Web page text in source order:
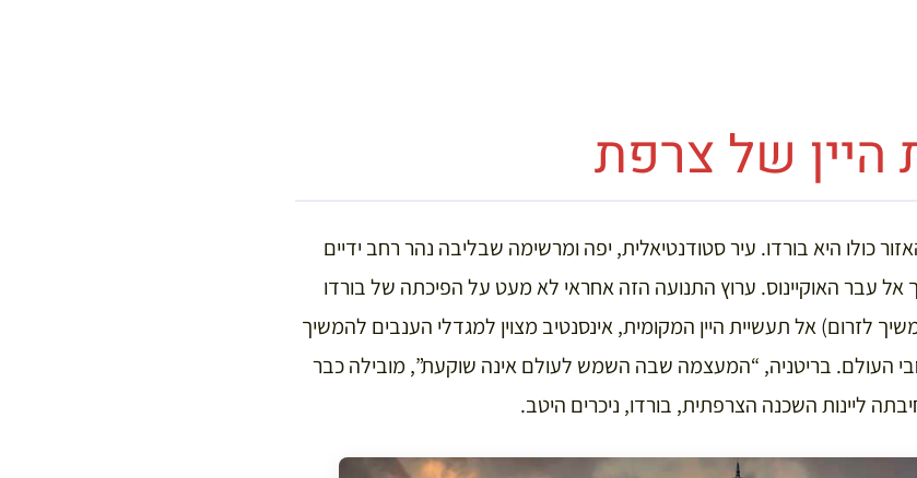
היין של צרפת
כולו היא בורדו. עיר סטודנטיאלית, יפה ומרשימה שבליבה נהר רחב ידיים
אל עבר האוקיינוס. ערוץ התנועה הזה אחראי לא מעט על הפיכתה של בורדו
לזרום) אל תעשיית היין המקומית, אינסנטיב מצוין למגדלי הענבים להמשיך
העולם. בריטניה, “המעצמה שבה השמש לעולם אינה שוקעת”, מובילה כבר
ליינות השכנה הצרפתית, בורדו, ניכרים היטב.